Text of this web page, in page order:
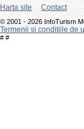
Harta site Contact
© 2001 - 2026 InfoTurism
Termenii si conditiile de
# #